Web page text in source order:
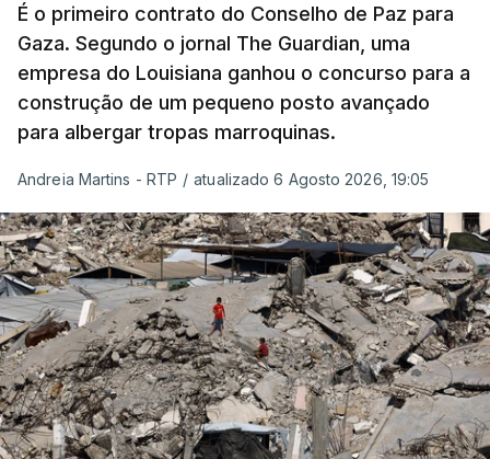
É o primeiro contrato do Conselho de Paz para
Gaza. Segundo o jornal The Guardian, uma
empresa do Louisiana ganhou o concurso para a
construção de um pequeno posto avançado
para albergar tropas marroquinas.
Andreia Martins - RTP / atualizado 6 Agosto 2026, 19:05